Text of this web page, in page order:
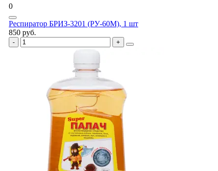
0
Респиратор БРИЗ-3201 (РУ-60М), 1 шт
850 руб.